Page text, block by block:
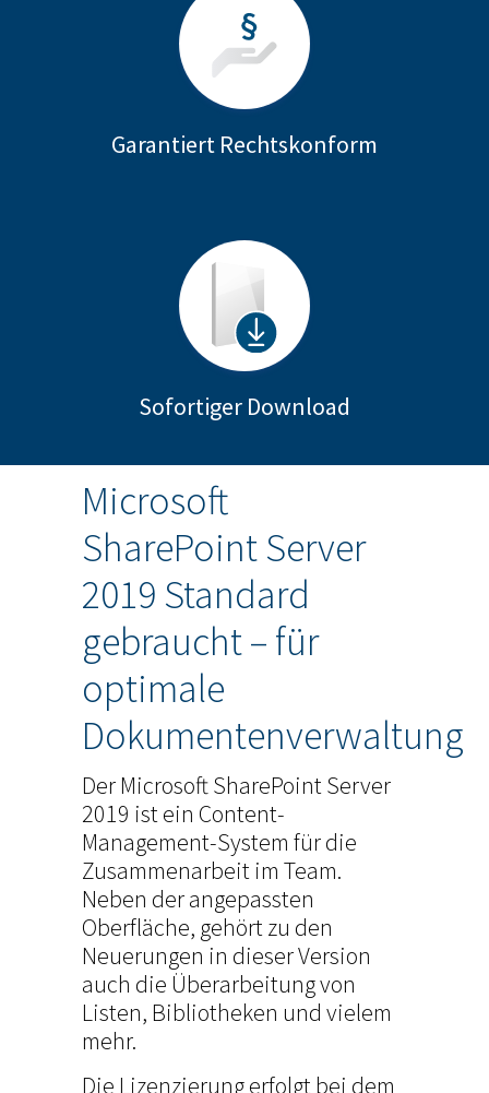
Garantiert Rechtskonform
Sofortiger Download
Microsoft
SharePoint Server
2019 Standard
gebraucht – für
optimale
Dokumentenverwaltung
Der Microsoft SharePoint Server
2019 ist ein Content-
Management-System für die
Zusammenarbeit im Team.
Neben der angepassten
Oberfläche, gehört zu den
Neuerungen in dieser Version
auch die Überarbeitung von
Listen, Bibliotheken und vielem
mehr.
Die Lizenzierung erfolgt bei dem